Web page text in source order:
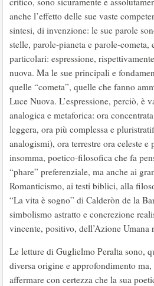
anche l’effetto delle sue vaste
sintesi, di invenzione: le sue parole
stelle, parole-pianeta e parole-cometa,
particolari: espressione,
nuova. Ma le sue principali e
quelle “cometa”, quelle che fanno
Luce Nuova. L’espressione, perciò, è
analogica e metaforica: ora
leggera, ora più complessa e
analogismi), ora terrestre ora celeste e
insomma, poetico-filosofica che fa
“phare” preferenziale, ma anche ai
Romanticismo, ai testi biblici, alla
“La vita è sogno” di Calderòn de la
simbolismo astratto e concrezione
vincente, positivo, dell’Azione Umana
Le letture di Guglielmo Peralta sono,
diversa origine e approfondimento
affermare con certezza che la sua